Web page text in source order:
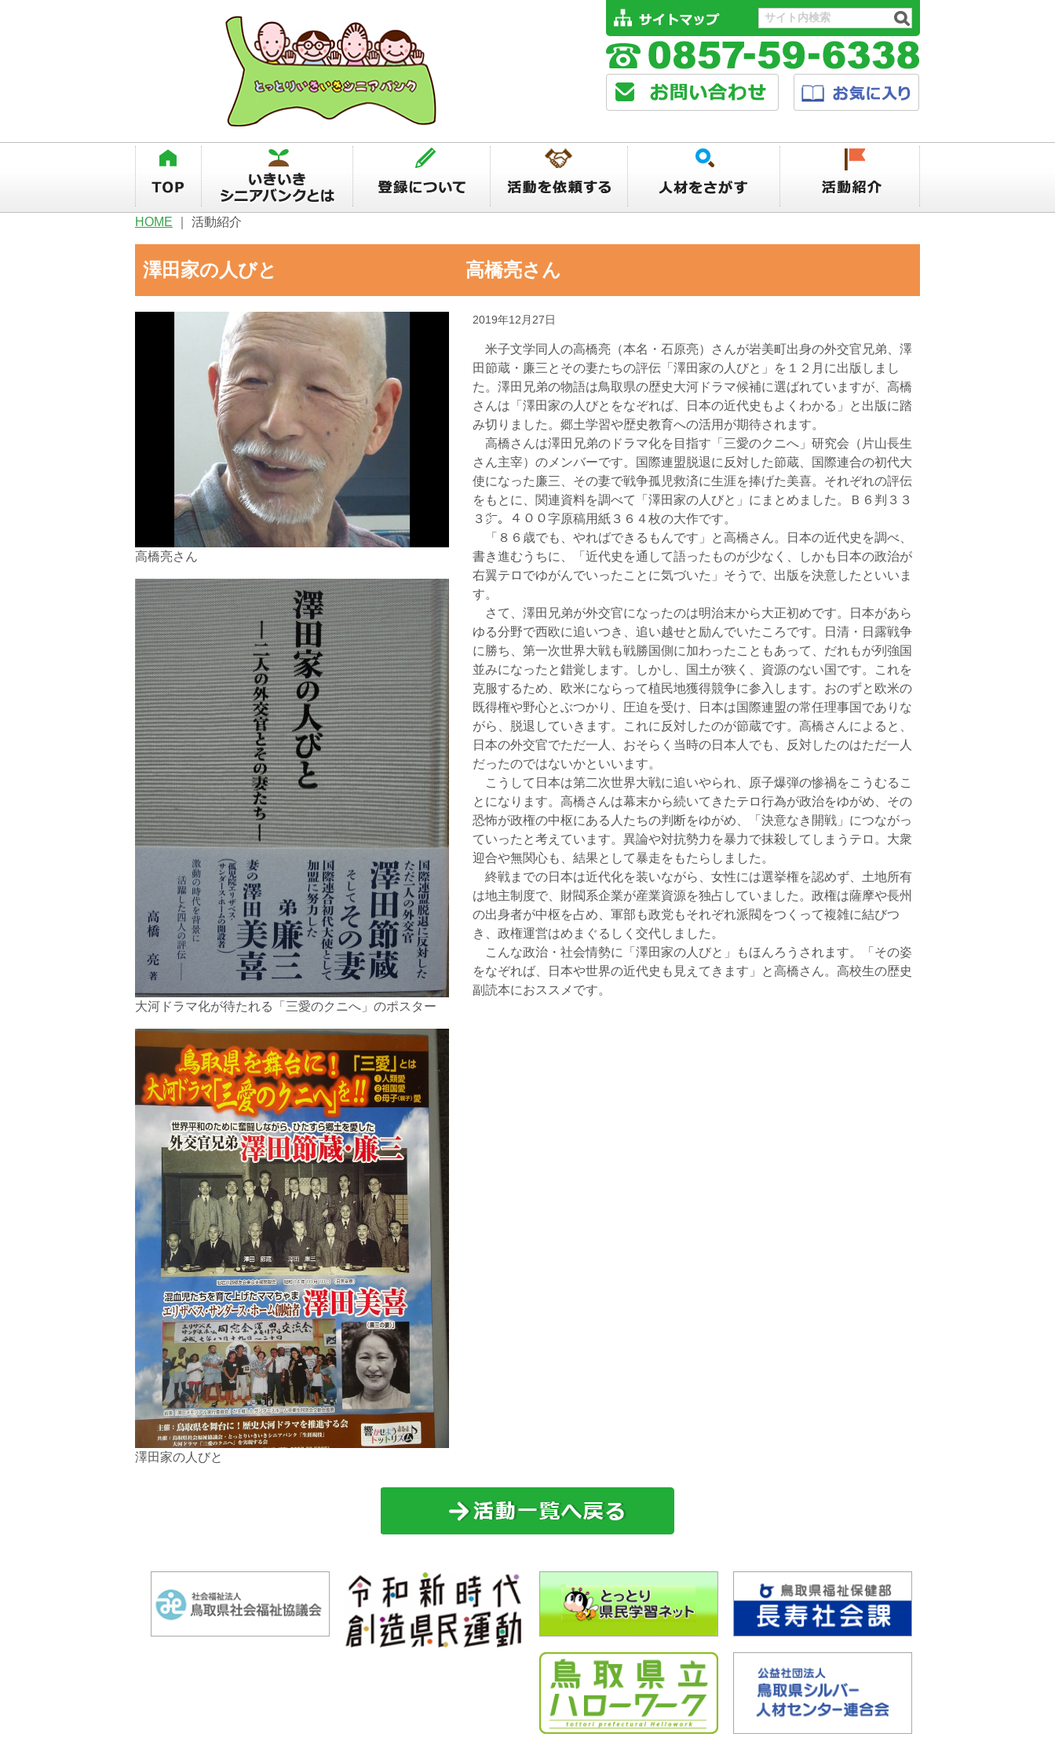
HOME 活動紹介
澤田家の人びと 高橋亮さん
2019年12月27日
米子文学同人の高橋亮（本名・石原亮）さんが岩美町出身の外交官兄弟、澤
田節蔵・廉三とその妻たちの評伝「澤田家の人びと」を１２月に出版しまし
た。澤田兄弟の物語は鳥取県の歴史大河ドラマ候補に選ばれていますが、高橋
さんは「澤田家の人びとをなぞれば、日本の近代史もよくわかる」と出版に踏
み切りました。郷土学習や歴史教育への活用が期待されます。
高橋さんは澤田兄弟のドラマ化を目指す「三愛のクニへ」研究会（片山長生
さん主宰）のメンバーです。国際連盟脱退に反対した節蔵、国際連合の初代大
使になった廉三、その妻で戦争孤児救済に生涯を捧げた美喜。それぞれの評伝
をもとに、関連資料を調べて「澤田家の人びと」にまとめました。Ｂ６判３３
３㌻。４００字原稿用紙３６４枚の大作です。
「８６歳でも、やればできるもんです」と高橋さん。日本の近代史を調べ、
書き進むうちに、「近代史を通して語ったものが少なく、しかも日本の政治が
右翼テロでゆがんでいったことに気づいた」そうで、出版を決意したといいま
す。
さて、澤田兄弟が外交官になったのは明治末から大正初めです。日本があら
ゆる分野で西欧に追いつき、追い越せと励んでいたころです。日清・日露戦争
に勝ち、第一次世界大戦も戦勝国側に加わったこともあって、だれもが列強国
並みになったと錯覚します。しかし、国土が狭く、資源のない国です。これを
克服するため、欧米にならって植民地獲得競争に参入します。おのずと欧米の
既得権や野心とぶつかり、圧迫を受け、日本は国際連盟の常任理事国でありな
がら、脱退していきます。これに反対したのが節蔵です。高橋さんによると、
日本の外交官でただ一人、おそらく当時の日本人でも、反対したのはただ一人
だったのではないかといいます。
こうして日本は第二次世界大戦に追いやられ、原子爆弾の惨禍をこうむるこ
とになります。高橋さんは幕末から続いてきたテロ行為が政治をゆがめ、その
恐怖が政権の中枢にある人たちの判断をゆがめ、「決意なき開戦」につながっ
ていったと考えています。異論や対抗勢力を暴力で抹殺してしまうテロ。大衆
迎合や無関心も、結果として暴走をもたらしました。
終戦までの日本は近代化を装いながら、女性には選挙権を認めず、土地所有
は地主制度で、財閥系企業が産業資源を独占していました。政権は薩摩や長州
の出身者が中枢を占め、軍部も政党もそれぞれ派閥をつくって複雑に結びつ
き、政権運営はめまぐるしく交代しました。
こんな政治・社会情勢に「澤田家の人びと」もほんろうされます。「その姿
をなぞれば、日本や世界の近代史も見えてきます」と高橋さん。高校生の歴史
副読本におススメです。
高橋亮さん
大河ドラマ化が待たれる「三愛のクニへ」のポスター
澤田家の人びと